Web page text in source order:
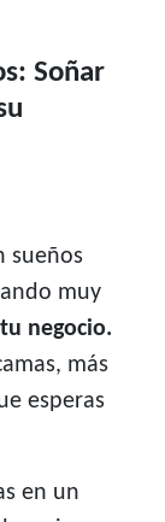
Soñar
sueños
muy
negocio.
más
esperas
en un